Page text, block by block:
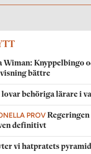
Wiman: Knyppelbingo
bättre
lovar behöriga lärare i
PROV
definitivt
vi hatpratets